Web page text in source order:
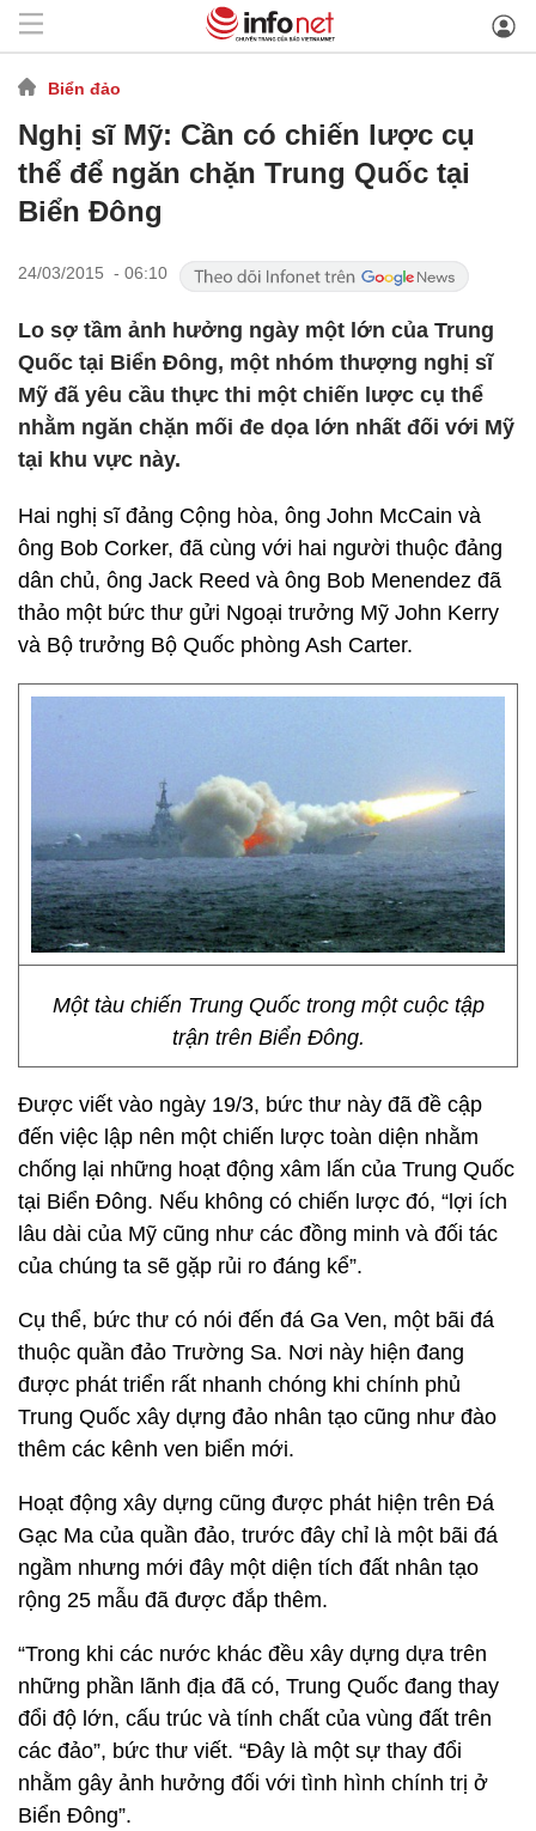
Biển đảo
Nghị sĩ Mỹ: Cần có chiến lược cụ
thể để ngăn chặn Trung Quốc tại
Biển Đông
24/03/2015 - 06:10
Lo sợ tầm ảnh hưởng ngày một lớn của Trung
Quốc tại Biển Đông, một nhóm thượng nghị sĩ
Mỹ đã yêu cầu thực thi một chiến lược cụ thể
nhằm ngăn chặn mối đe dọa lớn nhất đối với Mỹ
tại khu vực này.
Hai nghị sĩ đảng Cộng hòa, ông John McCain và
ông Bob Corker, đã cùng với hai người thuộc đảng
dân chủ, ông Jack Reed và ông Bob Menendez đã
thảo một bức thư gửi Ngoại trưởng Mỹ John Kerry
và Bộ trưởng Bộ Quốc phòng Ash Carter.
Một tàu chiến Trung Quốc trong một cuộc tập
trận trên Biển Đông.
Được viết vào ngày 19/3, bức thư này đã đề cập
đến việc lập nên một chiến lược toàn diện nhằm
chống lại những hoạt động xâm lấn của Trung Quốc
tại Biển Đông. Nếu không có chiến lược đó, “lợi ích
lâu dài của Mỹ cũng như các đồng minh và đối tác
của chúng ta sẽ gặp rủi ro đáng kể”.
Cụ thể, bức thư có nói đến đá Ga Ven, một bãi đá
thuộc quần đảo Trường Sa. Nơi này hiện đang
được phát triển rất nhanh chóng khi chính phủ
Trung Quốc xây dựng đảo nhân tạo cũng như đào
thêm các kênh ven biển mới.
Hoạt động xây dựng cũng được phát hiện trên Đá
Gạc Ma của quần đảo, trước đây chỉ là một bãi đá
ngầm nhưng mới đây một diện tích đất nhân tạo
rộng 25 mẫu đã được đắp thêm.
“Trong khi các nước khác đều xây dựng dựa trên
những phần lãnh địa đã có, Trung Quốc đang thay
đổi độ lớn, cấu trúc và tính chất của vùng đất trên
các đảo”, bức thư viết. “Đây là một sự thay đổi
nhằm gây ảnh hưởng đối với tình hình chính trị ở
Biển Đông”.